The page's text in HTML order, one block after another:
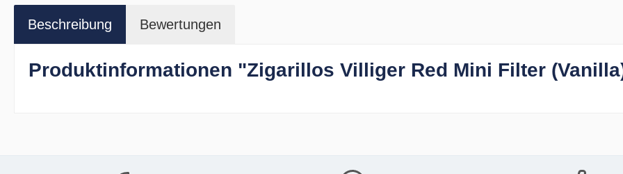
Beschreibung Bewertungen
Produktinformationen "Zigarillos Villiger Red Mini Filter